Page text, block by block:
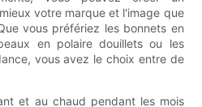
votre marque et l'image que
vous préfériez les bonnets en
en polaire douillets ou les
vous avez le choix entre de
et au chaud pendant les mois